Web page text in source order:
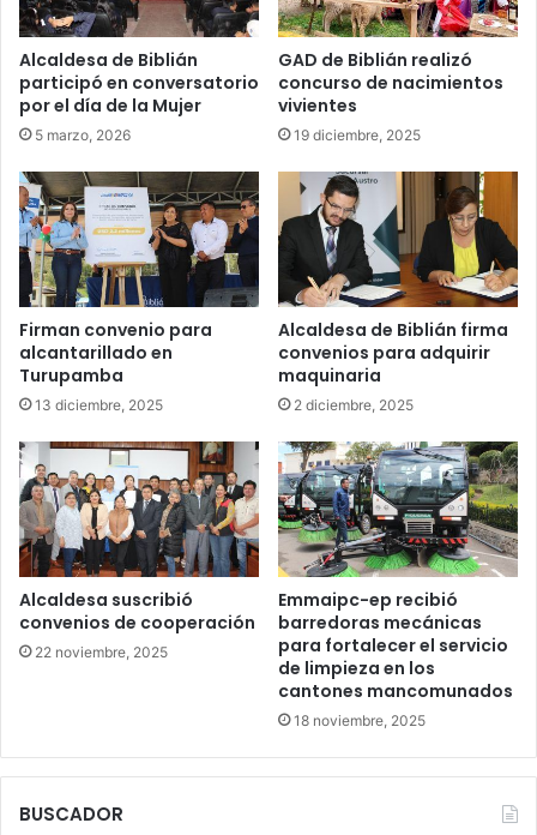
Alcaldesa de Biblián
participó en conversatorio
por el día de la Mujer
5 marzo, 2026
GAD de Biblián realizó
concurso de nacimientos
vivientes
19 diciembre, 2025
Firman convenio para
alcantarillado en
Turupamba
13 diciembre, 2025
Alcaldesa de Biblián firma
convenios para adquirir
maquinaria
2 diciembre, 2025
Alcaldesa suscribió
convenios de cooperación
22 noviembre, 2025
Emmaipc-ep recibió
barredoras mecánicas
para fortalecer el servicio
de limpieza en los
cantones mancomunados
18 noviembre, 2025
BUSCADOR